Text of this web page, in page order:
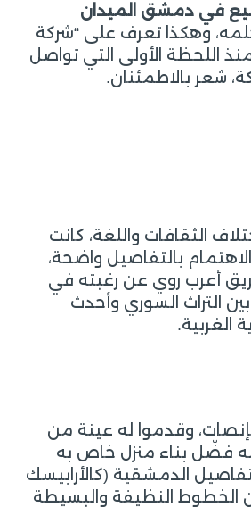
في دمشق الميدان
وهكذا تعرف على “شركة
اللحظة الأولى التي تواصل
شعر بالاطمئنان.
الثقافات واللغة، كانت
بالتفاصيل واضحة،
أعرب روي عن رغبته في
التراث السوري وأحدث
الغربية.
وقدموا له عينة من
فضّل بناء منزل خاص به
الدمشقية (كالأرابيسك
الخطوط النظيفة والبسيطة